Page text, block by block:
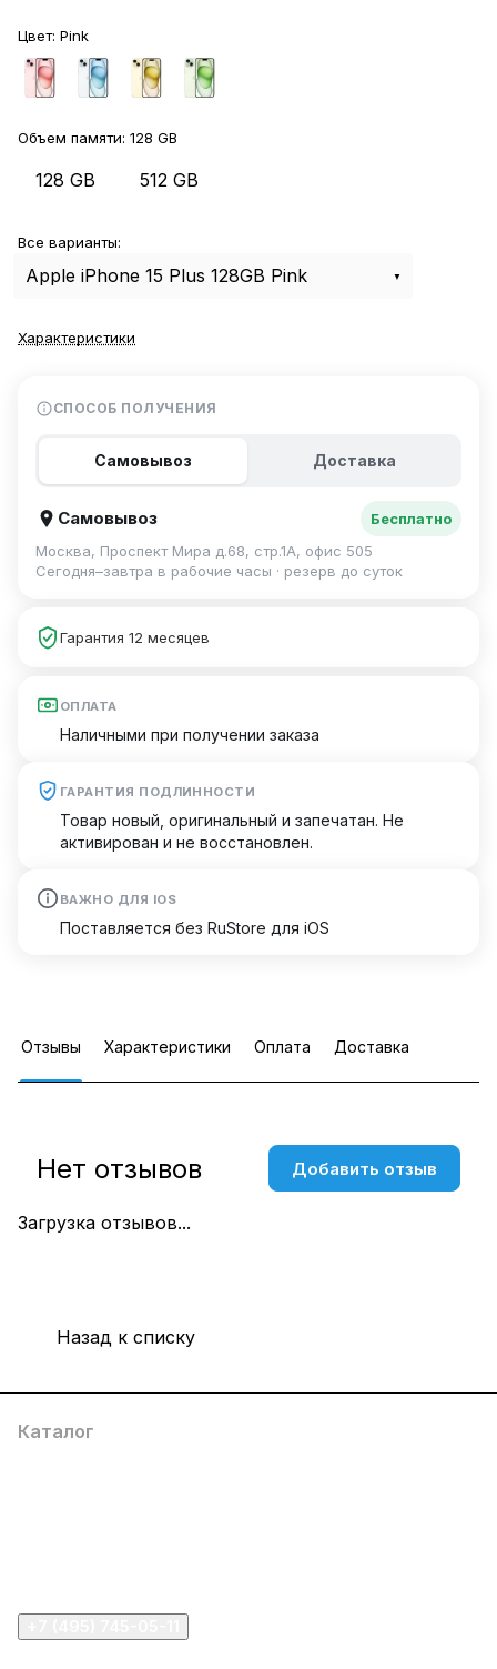
Цвет: Pink
Объем памяти: 128 GB
128 GB 512 GB
Все варианты:
Apple iPhone 15 Plus 128GB Pink
Характеристики
СПОСОБ ПОЛУЧЕНИЯ
Самовывоз Доставка
Самовывоз
Бесплатно
Москва, Проспект Мира д.68, стр.1А, офис 505
Сегодня–завтра в рабочие часы · резерв до суток
Гарантия 12 месяцев
ОПЛАТА
Наличными при получении заказа
ГАРАНТИЯ ПОДЛИННОСТИ
Товар новый, оригинальный и запечатан. Не
активирован и не восстановлен.
ВАЖНО ДЛЯ IOS
Поставляется без RuStore для iOS
Отзывы Характеристики Оплата Доставка
Загрузка отзывов...
Нет отзывов Добавить отзыв
Назад к списку
Каталог